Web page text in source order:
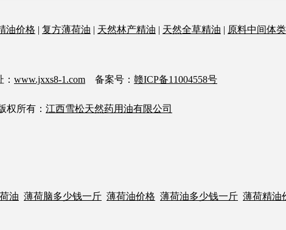
油价格 | 复方薄荷油 | 天然林产精油 | 天然全草精油 | 原料中间体类
www.jxxs8-1.com 备案号： 赣ICP备11004558号
权所有： 江西雪松天然药用油有限公司
油 薄荷脑多少钱一斤 薄荷油价格 薄荷油多少钱一斤 薄荷精油